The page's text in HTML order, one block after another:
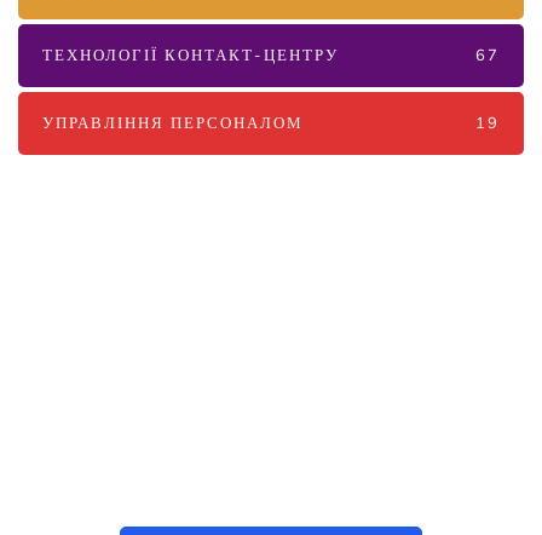
ТЕХНОЛОГІЇ КОНТАКТ-ЦЕНТРУ 67
УПРАВЛІННЯ ПЕРСОНАЛОМ 19